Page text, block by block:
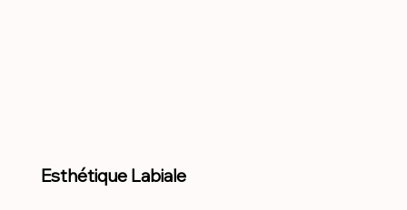
Esthétique Labiale